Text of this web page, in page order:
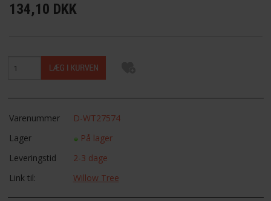
134,10 DKK
Varenummer
D-WT27574
Lager
På lager
Leveringstid
2-3 dage
Link til:
Willow Tree